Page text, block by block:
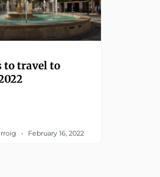
to travel to
February 16, 2022